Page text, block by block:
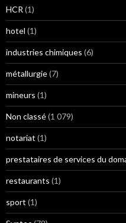
HCR (1)
hotel (1)
industries chimiques (6)
métallurgie(7)
mineurs (1)
Non classé(1 079)
notariat (1)
prestataires de services du
restaurants (1)
sport (1)